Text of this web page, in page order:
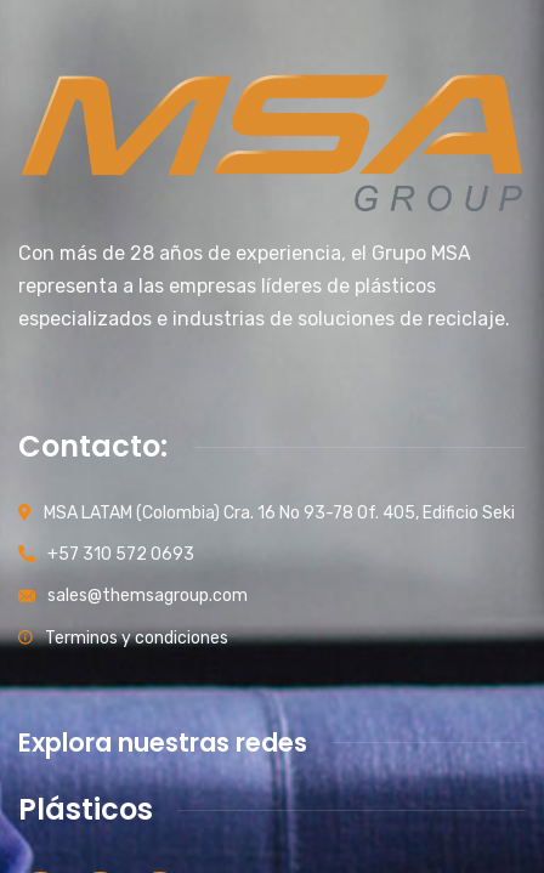
Con más de 28 años de experiencia, el Grupo MSA
representa a las empresas líderes de plásticos
especializados e industrias de soluciones de reciclaje.
Contacto:
MSA LATAM (Colombia) Cra. 16 No 93-78 Of. 405, Edificio Seki
+57 310 572 0693
sales@themsagroup.com
Terminos y condiciones
Explora nuestras redes
Plásticos